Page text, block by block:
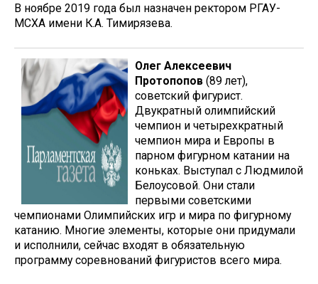
В ноябре 2019 года был назначен ректором РГАУ-
МСХА имени К.А. Тимирязева.
Олег Алексеевич
Протопопов (89 лет),
советский фигурист.
Двукратный олимпийский
чемпион и четырехкратный
чемпион мира и Европы в
парном фигурном катании на
коньках. Выступал с Людмилой
Белоусовой. Они стали
первыми советскими
чемпионами Олимпийских игр и мира по фигурному
катанию. Многие элементы, которые они придумали
и исполнили, сейчас входят в обязательную
программу соревнований фигуристов всего мира.